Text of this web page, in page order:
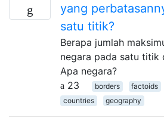
yang
satu titik?
Berapa jumlah
negara pada satu titik
Apa negara?
23
borders factoids
countries
geography